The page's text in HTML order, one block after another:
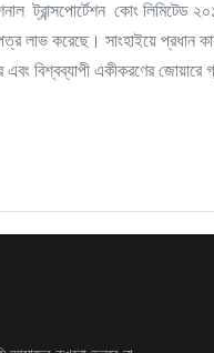
ট্রান্সপোর্টেশন কোং
করেছে। সাংহাইয়ে প্রধান
এবং বিশ্বব্যাপী একীকরণের